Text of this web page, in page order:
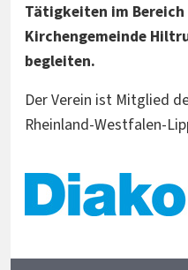
Tätigkeiten im Bereich
Kirchengemeinde
begleiten.
Der Verein ist Mitglied
Rheinland-Westfalen-